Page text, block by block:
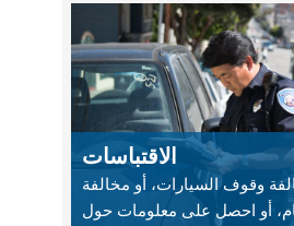
الاقتباسات
وقوف السيارات، أو مخالفة
أو احصل على معلومات حول